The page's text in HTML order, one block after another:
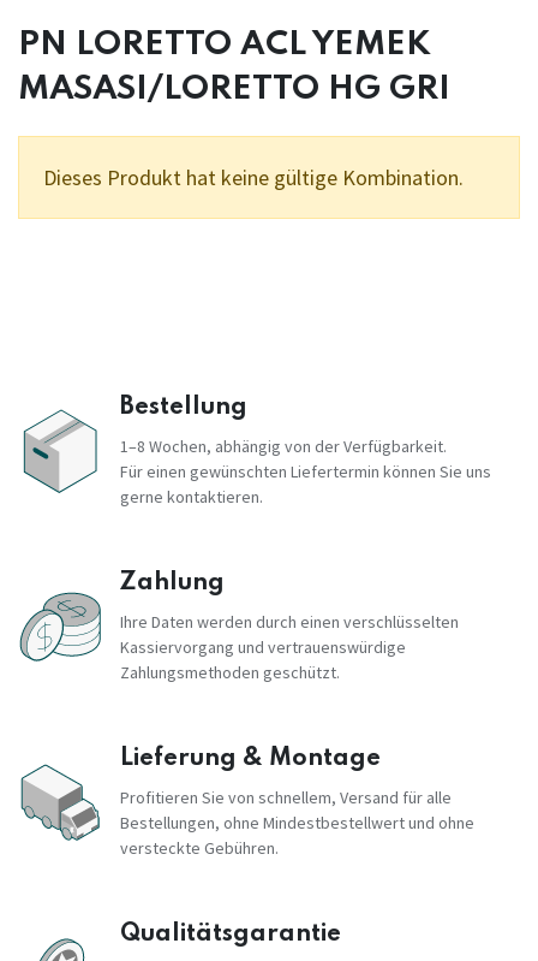
PN LORETTO ACL YEMEK
MASASI/LORETTO HG GRI
Dieses Produkt hat keine gültige Kombination.
Bestellung
1–8 Wochen, abhängig von der Verfügbarkeit.
Für einen gewünschten Liefertermin können Sie uns
gerne kontaktieren.
Zahlung
Ihre Daten werden durch einen verschlüsselten
Kassiervorgang und vertrauenswürdige
Zahlungsmethoden geschützt.
Lieferung & Montage
Profitieren Sie von schnellem, Versand für alle
Bestellungen, ohne Mindestbestellwert und ohne
versteckte Gebühren.
Qualitätsgarantie